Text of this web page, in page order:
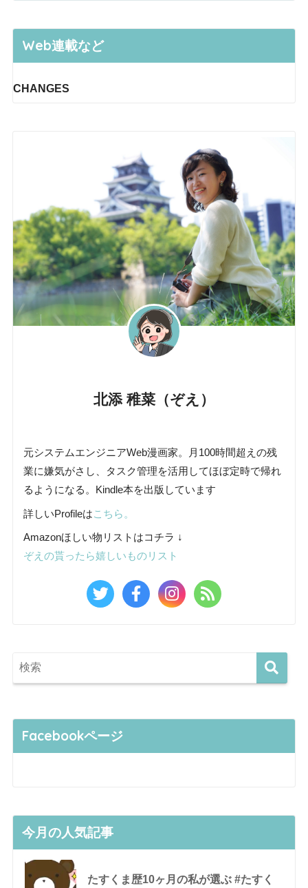
Web連載など
CHANGES
北添 稚菜（ぞえ）
元システムエンジニアWeb漫画家。月100時間超えの残
業に嫌気がさし、タスク管理を活用してほぼ定時で帰れ
るようになる。Kindle本を出版しています
詳しいProfileはこちら。
Amazonほしい物リストはコチラ ↓
ぞえの貰ったら嬉しいものリスト
Facebookページ
今月の人気記事
たすくま歴10ヶ月の私が選ぶ #たすく